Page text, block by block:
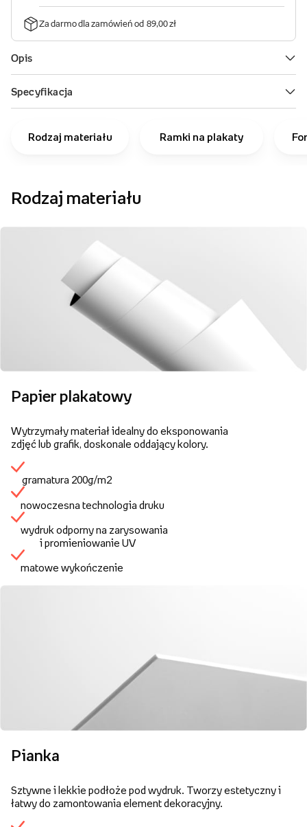
Rodzaj materiału Ramki na plakaty
Rodzaj materiału
Papier plakatowy
Wytrzymały materiał idealny do eksponowania
zdjęć lub grafik, doskonale oddający kolory.
gramatura 200g/m2
nowoczesna technologia druku
wydruk odporny na zarysowania
i promieniowanie UV
matowe wykończenie
Pianka
Sztywne i lekkie podłoże pod wydruk. Tworzy estetyczny i
łatwy do zamontowania element dekoracyjny.